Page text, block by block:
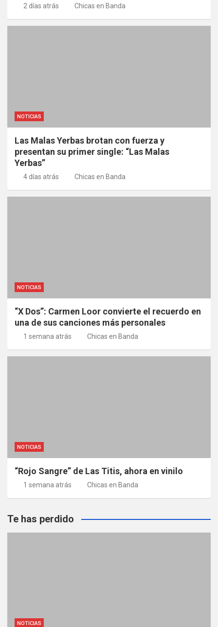
2 días atrás Chicas en Banda
NOTICIAS
Las Malas Yerbas brotan con fuerza y
presentan su primer single: “Las Malas
Yerbas”
4 días atrás Chicas en Banda
NOTICIAS
“X Dos”: Carmen Loor convierte el recuerdo en
una de sus canciones más personales
1 semana atrás Chicas en Banda
NOTICIAS
“Rojo Sangre” de Las Titis, ahora en vinilo
1 semana atrás Chicas en Banda
Te has perdido
NOTICIAS